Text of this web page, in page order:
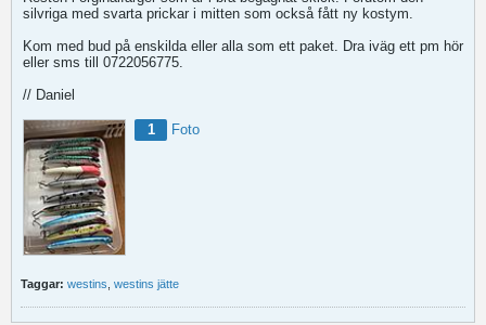
silvriga med svarta prickar i mitten som också fått ny kostym.
Kom med bud på enskilda eller alla som ett paket. Dra iväg ett pm hör
eller sms till 0722056775.
// Daniel
1 Foto
Taggar: westins westins jätte